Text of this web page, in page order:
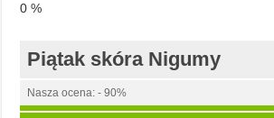
0 %
Piątak skóra Nigumy
Nasza ocena: - 90%